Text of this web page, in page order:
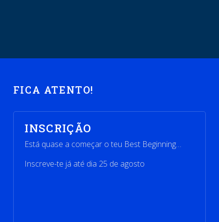
FICA ATENTO!
INSCRIÇÃO
Está quase a começar o teu Best Beginning…
Inscreve-te já até dia 25 de agosto